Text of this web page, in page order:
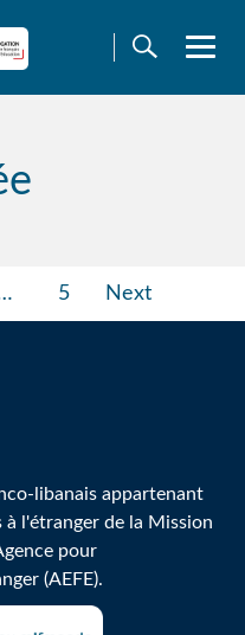
5 Next
libanais appartenant
à l'étranger de la Mission
pour
(AEFE).